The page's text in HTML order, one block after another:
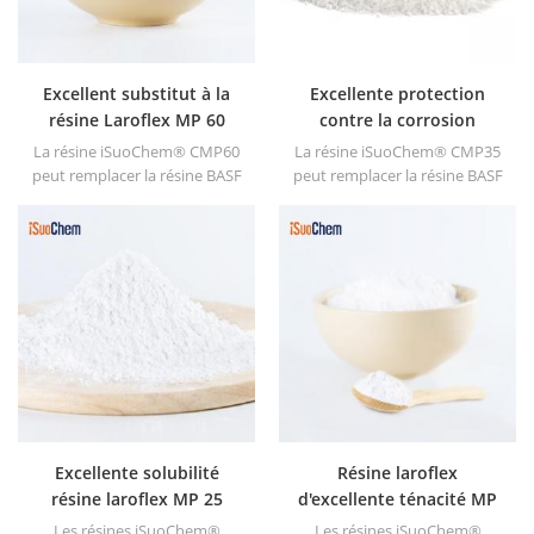
Excellent substitut à la
résine Laroflex MP 60
iSuoChem CMP60 pour
les encres
La résine iSuoChem® CMP60
peut remplacer la résine BASF
Excellente protection
contre la corrosion
Résine Laroflex MP 35
iSuoChem CMP35 pour
La résine iSuoChem® CMP35
peut remplacer la résine BASF
Excellente solubilité
résine laroflex MP 25
iSuoChem CMP25 pour
Résine laroflex
d'excellente ténacité MP
15 iSuoChem CMP15 pour